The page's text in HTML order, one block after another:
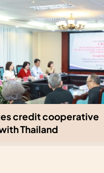
credit cooperative
Thailand